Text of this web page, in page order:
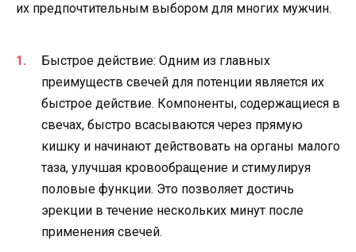
их предпочтительным выбором для многих мужчин.
Быстрое действие: Одним из главных
преимуществ свечей для потенции является их
быстрое действие. Компоненты, содержащиеся в
свечах, быстро всасываются через прямую
кишку и начинают действовать на органы малого
таза, улучшая кровообращение и стимулируя
половые функции. Это позволяет достичь
эрекции в течение нескольких минут после
применения свечей.